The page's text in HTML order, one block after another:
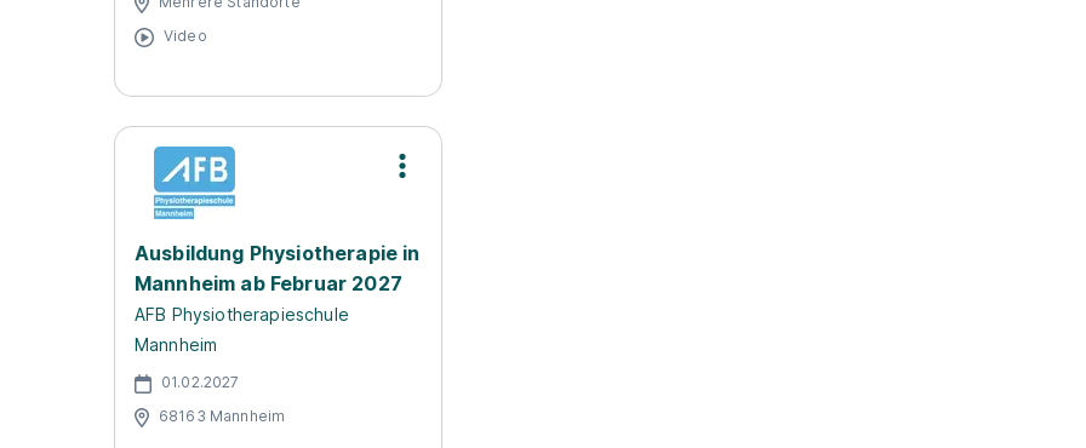
Video
Ausbildung Physiotherapie in
Mannheim ab Februar 2027
AFB Physiotherapieschule
Mannheim
01.02.2027
68163 Mannheim